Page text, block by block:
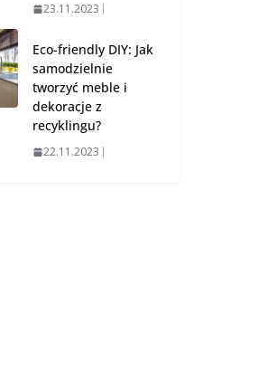
23.11.2023
Eco-friendly DIY: Jak
samodzielnie
tworzyć meble i
dekoracje z
recyklingu?
22.11.2023